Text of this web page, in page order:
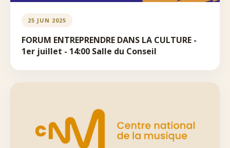
25 JUN 2025
FORUM ENTREPRENDRE DANS LA CULTURE -
1er juillet - 14:00 Salle du Conseil